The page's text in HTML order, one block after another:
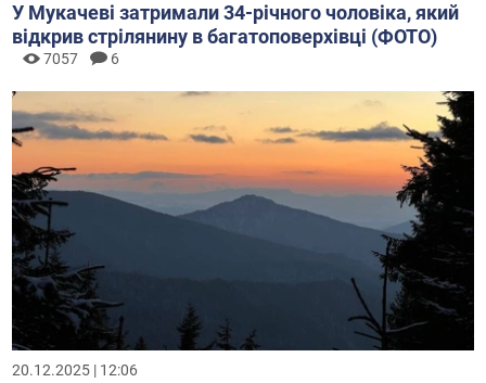
У Мукачеві затримали 34-річного чоловіка, який
відкрив стрілянину в багатоповерхівці (ФОТО)
7057 6
20.12.2025 | 12:06